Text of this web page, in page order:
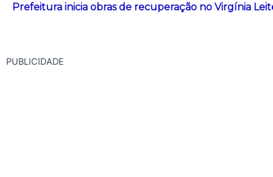
Prefeitura inicia obras de recuperação no Virgínia
PUBLICIDADE